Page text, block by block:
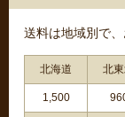
送料は地域別で
北海道 北
1,500